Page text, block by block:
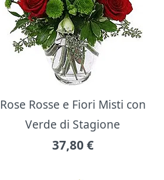
Rose Rosse e Fiori Misti con
Verde di Stagione
37,80 €